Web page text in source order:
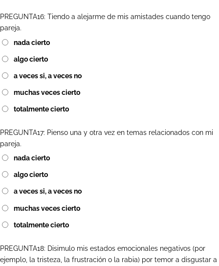
PREGUNTA16: Tiendo a alejarme de mis amistades cuando tengo
pareja.
nada cierto
algo cierto
a veces si, a veces no
muchas veces cierto
totalmente cierto
PREGUNTA17: Pienso una y otra vez en temas relacionados con mi
pareja.
nada cierto
algo cierto
a veces si, a veces no
muchas veces cierto
totalmente cierto
PREGUNTA18: Disimulo mis estados emocionales negativos (por
ejemplo, la tristeza, la frustración o la rabia) por temor a disgustar a